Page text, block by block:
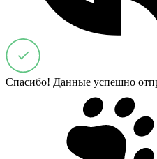
Спасибо! Данные успешно